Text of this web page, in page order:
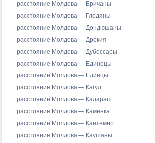
расстояние Молдова — Бричаны
расстояние Молдова — Глодяны
расстояние Молдова — Дондюшаны
расстояние Молдова — Дрокия
расстояние Молдова — Дубоссары
расстояние Молдова — Единецы
расстояние Молдова — Единцы
расстояние Молдова — Кагул
расстояние Молдова — Калараш
расстояние Молдова — Каменка
расстояние Молдова — Кантемир
расстояние Молдова — Каушаны